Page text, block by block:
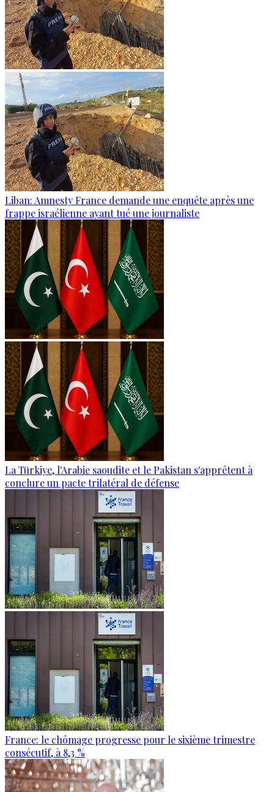
Liban: Amnesty France demande une enquête après une
frappe israélienne ayant tué une journaliste
La Türkiye, l'Arabie saoudite et le Pakistan s'apprêtent à
conclure un pacte trilatéral de défense
France: le chômage progresse pour le sixième trimestre
consécutif, à 8,3 %